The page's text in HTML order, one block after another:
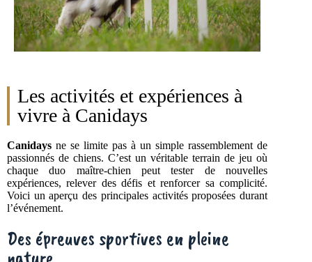
Les activités et expériences à
vivre à Canidays
Canidays ne se limite pas à un simple rassemblement de
passionnés de chiens. C’est un véritable terrain de jeu où
chaque duo maître-chien peut tester de nouvelles
expériences, relever des défis et renforcer sa complicité.
Voici un aperçu des principales activités proposées durant
l’événement.
Des épreuves sportives en pleine